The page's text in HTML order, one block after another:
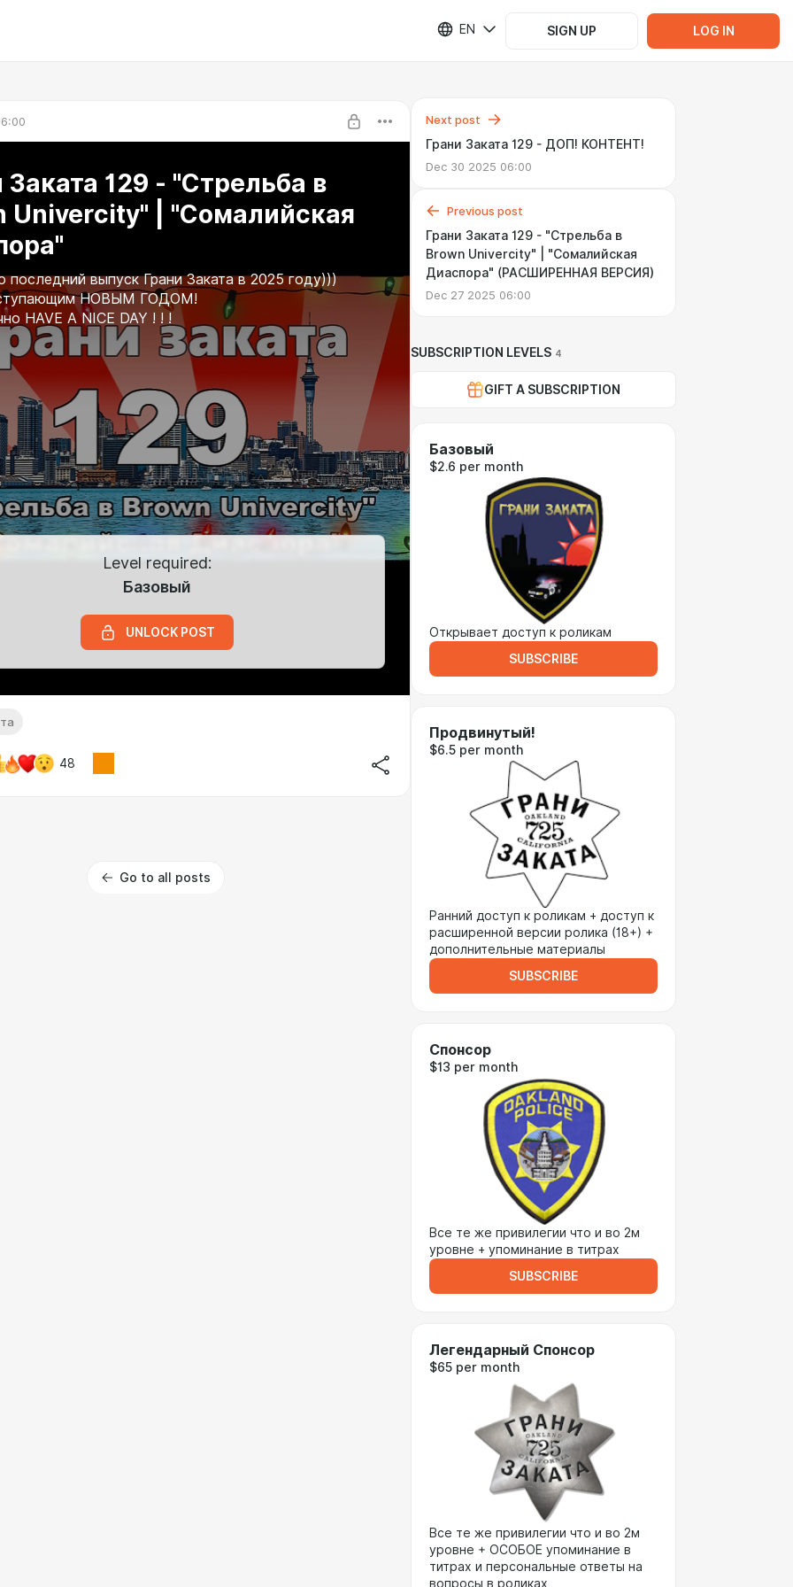
EN SIGN UP LOG IN
Заката 129 - "Стрельба в
Univercity" | "Сомалийская
последний выпуск Грани Заката в 2025 году)))
НОВЫМ ГОДОМ!
HAVE A NICE DAY ! ! !
Level required:
Базовый
UNLOCK POST
48
Go to all posts
Next post
Грани Заката 129 - ДОП! КОНТЕНТ!
Dec 30 2025 06:00
Previous post
Грани Заката 129 - "Стрельба в
Brown Univercity" | "Сомалийская
Диаспора" (РАСШИРЕННАЯ ВЕРСИЯ)
Dec 27 2025 06:00
SUBSCRIPTION LEVELS 4
GIFT A SUBSCRIPTION
Базовый
$2.6 per month
Открывает доступ к роликам
SUBSCRIBE
Продвинутый!
$6.5 per month
Ранний доступ к роликам + доступ к
расширенной версии ролика (18+) +
дополнительные материалы
SUBSCRIBE
Спонсор
$13 per month
Все те же привилегии что и во 2м
уровне + упоминание в титрах
SUBSCRIBE
Легендарный Спонсор
$65 per month
Все те же привилегии что и во 2м
уровне + ОСОБОЕ упоминание в
титрах и персональные ответы на
вопросы в роликах